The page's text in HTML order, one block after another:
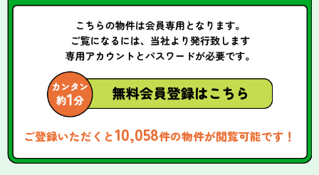
ご登録いただくと10,058件の物件が閲覧可能です！